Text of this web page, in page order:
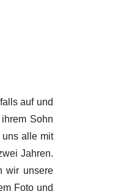
auf und
Sohn
alle mit
Jahren.
wir unsere
Foto und